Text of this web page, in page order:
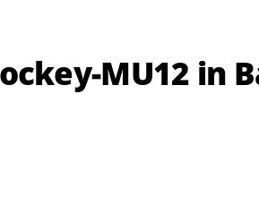
MU12 in